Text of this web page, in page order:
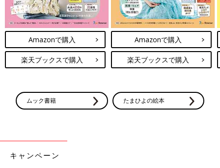
Amazonで購入
楽天ブックスで購入
Amazonで購入
楽天ブックスで購入
ムック書籍 たまひよの絵本
キャンペーン